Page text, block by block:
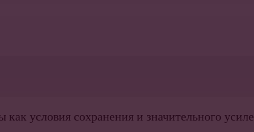
условия сохранения и значительного усиле